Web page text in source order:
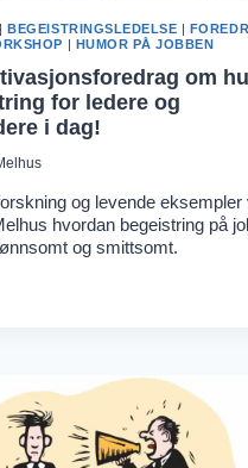
|BEGEISTRINGSLEDELSE |
| HUMOR PÅ JOBBEN
om
for ledere og
i dag!
og levende eksempler
hvordan begeistring på
og smittsomt.